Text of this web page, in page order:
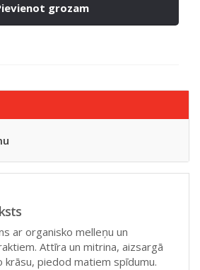
grozam
ar organisko melleņu un
Attīra un mitrina, aizsargā
krāsu, piedod matiem spīdumu.